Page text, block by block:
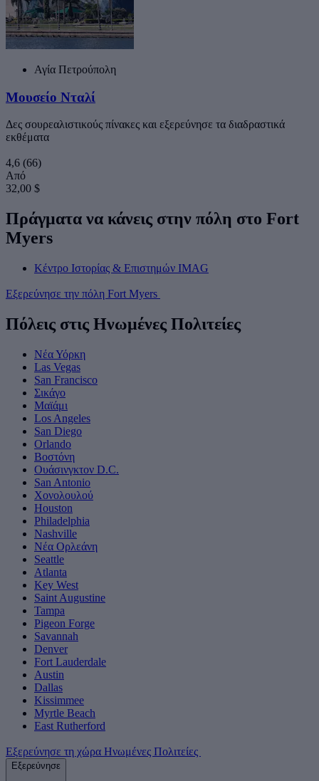
Αγία Πετρούπολη
Μουσείο Νταλί
Δες σουρεαλιστικούς πίνακες και εξερεύνησε τα διαδραστικά
εκθέματα
4,6 (66)
Από
32,00 $
Πράγματα να κάνεις στην πόλη στο Fort
Myers
Κέντρο Ιστορίας & Επιστημών IMAG
Εξερεύνησε την πόλη Fort Myers
Πόλεις στις Ηνωμένες Πολιτείες
Νέα Υόρκη
Las Vegas
San Francisco
Σικάγο
Μαϊάμι
Los Angeles
San Diego
Orlando
Βοστόνη
Ουάσινγκτον D.C.
San Antonio
Χονολουλού
Houston
Philadelphia
Nashville
Νέα Ορλεάνη
Seattle
Atlanta
Key West
Saint Augustine
Tampa
Pigeon Forge
Savannah
Denver
Fort Lauderdale
Austin
Dallas
Kissimmee
Myrtle Beach
East Rutherford
Εξερεύνησε τη χώρα Ηνωμένες Πολιτείες
Εξερεύνησε